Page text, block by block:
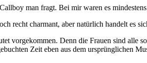
man fragt. Bei mir waren es
recht charmant, aber natürlich handelt es
vorgekommen. Denn die Frauen sind alle
Zeit eben aus dem ursprünglichen